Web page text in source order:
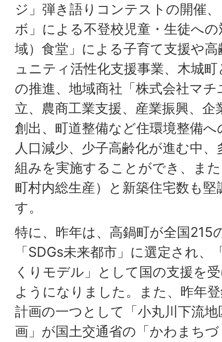
ジ」弾き語りコンテストの開催
ボ」による不登校児童・生徒へ
域）食堂」による子育て支援や
ュニティ活性化支援事業、木城
の推進、地域商社「株式会社マ
立、農商工業支援、産業振興、
創出、町道整備など住環境整備
人口減少、少子高齢化が進む中
組みを実施することができ、ま
町村内総生産）と新築住宅数も
す。
特に、昨年は、高鍋町が全国215
「SDGs未来都市」に選定され、
くりモデル」として国の支援を
ようになりました。また、昨年
計画の一つとして「小丸川下流
画」が国土交通省の「かわまち